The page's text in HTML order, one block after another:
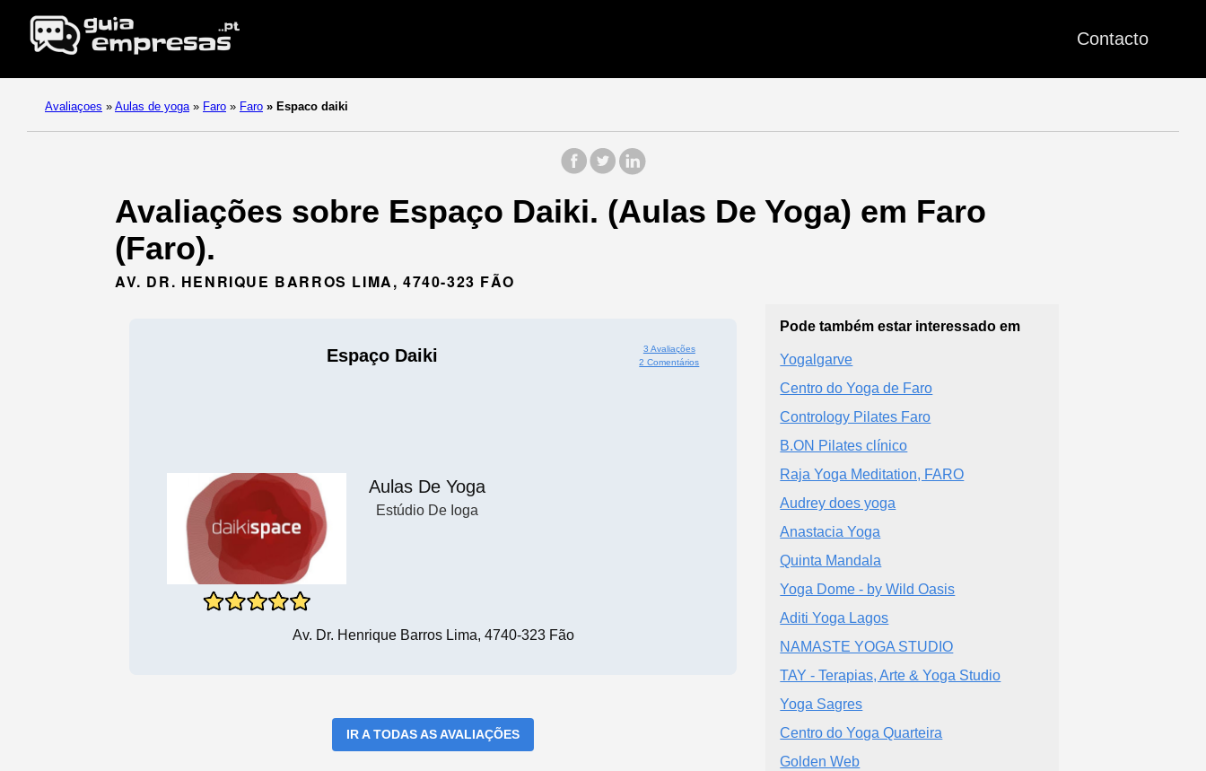
Contacto
Avaliaçoes » Aulas de yoga » Faro » Faro » Espaco daiki
Avaliações sobre Espaço Daiki. (Aulas De Yoga) em Faro
(Faro).
AV. DR. HENRIQUE BARROS LIMA, 4740-323 FÃO
Espaço Daiki
3 Avaliações
2 Comentários
Aulas De Yoga
Estúdio De Ioga
Av. Dr. Henrique Barros Lima, 4740-323 Fão
IR A TODAS AS AVALIAÇÕES
Pode também estar interessado em
Yogalgarve
Centro do Yoga de Faro
Contrology Pilates Faro
B.ON Pilates clínico
Raja Yoga Meditation, FARO
Audrey does yoga
Anastacia Yoga
Quinta Mandala
Yoga Dome - by Wild Oasis
Aditi Yoga Lagos
NAMASTE YOGA STUDIO
TAY - Terapias, Arte & Yoga Studio
Yoga Sagres
Centro do Yoga Quarteira
Golden Web